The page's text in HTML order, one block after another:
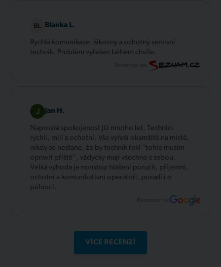
Blanka L.
Rychlá komunikace, šikovný a ochotný servisní
technik. Problém vyřešen během chvíle.
Jan H.
Naprostá spokojenost již mnoho let. Technici
rychlí, milí a ochotní. Vše vyřeší okamžitě na místě,
nikdy se nestane, že by technik řekl "tohle musím
opravit příště", vždycky mají všechno s sebou.
Velká výhoda je nonstop hlášení poruch, příjemní,
ochotní a komunikativní operátoři, poradí i o
půlnoci.
Recenze na:
VÍCE RECENZÍ